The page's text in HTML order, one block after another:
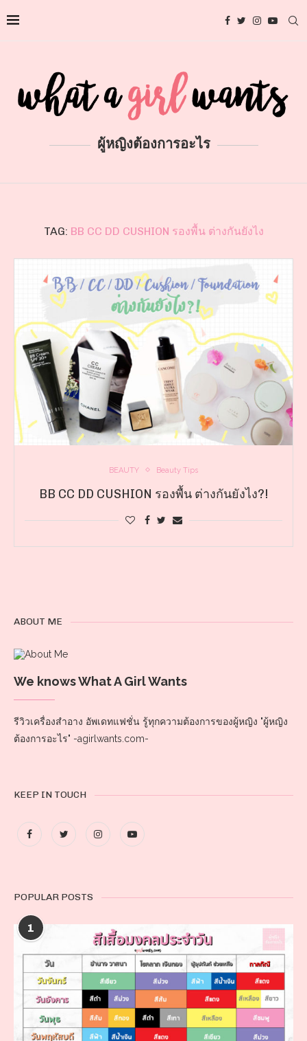
ผู้หญิงต้องการอะไร
TAG: BB CC DD CUSHION รองพื้น ต่างกันยังไง
BEAUTY Beauty Tips
BB CC DD CUSHION รองพื้น ต่างกันยังไง?!
ABOUT ME
We knows What A Girl Wants
รีวิวเครื่องสำอาง อัพเดทแฟชั่น รู้ทุกความต้องการของผู้หญิง "ผู้หญิง
ต้องการอะไร" -agirlwants.com-
KEEP IN TOUCH
POPULAR POSTS
1